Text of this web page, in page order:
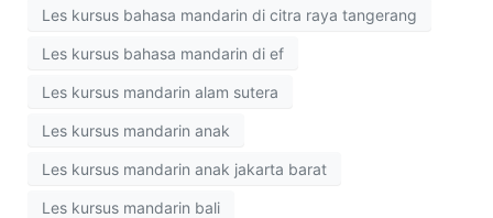
Les kursus bahasa mandarin di citra raya tangerang
Les kursus bahasa mandarin di ef
Les kursus mandarin alam sutera
Les kursus mandarin anak
Les kursus mandarin anak jakarta barat
Les kursus mandarin bali